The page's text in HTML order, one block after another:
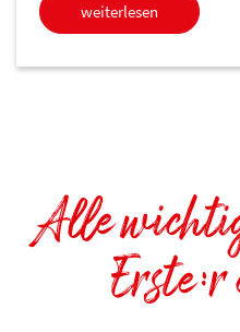
weiterlesen
Alle